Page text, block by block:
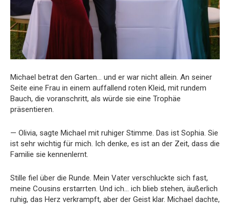
Michael betrat den Garten… und er war nicht allein. An seiner
Seite eine Frau in einem auffallend roten Kleid, mit rundem
Bauch, die voranschritt, als würde sie eine Trophäe
präsentieren.
— Olivia, sagte Michael mit ruhiger Stimme. Das ist Sophia. Sie
ist sehr wichtig für mich. Ich denke, es ist an der Zeit, dass die
Familie sie kennenlernt.
Stille fiel über die Runde. Mein Vater verschluckte sich fast,
meine Cousins erstarrten. Und ich… ich blieb stehen, äußerlich
ruhig, das Herz verkrampft, aber der Geist klar. Michael dachte,